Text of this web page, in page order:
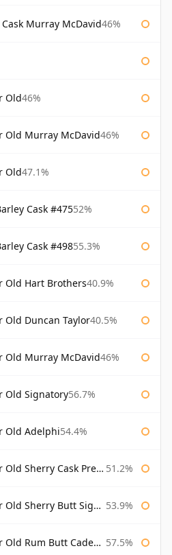
Murray McDavid46%
Old46%
Old Murray McDavid46%
Old47.1%
Cask #47552%
Cask #49855.3%
Old Hart Brothers40.9%
Old Duncan Taylor40.5%
Old Murray McDavid46%
Old Signatory56.7%
Old Adelphi54.4%
Cask Prestonfield 51.2%
Cask Strength Collection 53.9%
Rum Butt Cadenhead's 57.5%